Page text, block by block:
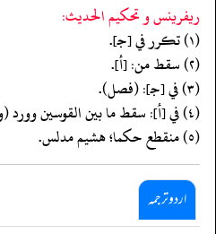
ريفرينس و تحكيم الحدیث:
(١) تكرر في [جـ].
(٢) سقط من: [أ].
(٣) في [جـ]: (فصل).
(٤) في [أ]: سقط ما بين القوسين وورد (وبعدها يعني في السفر).
(٥) منقطع حكما؛ هشيم مدلس.
اردو ترجمہ